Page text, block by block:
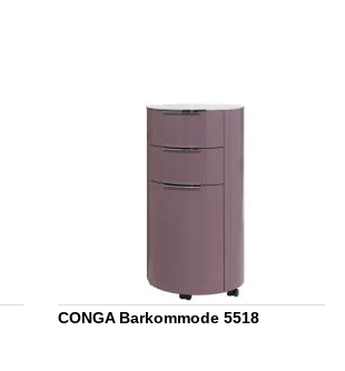
CONGA Barkommode 5518